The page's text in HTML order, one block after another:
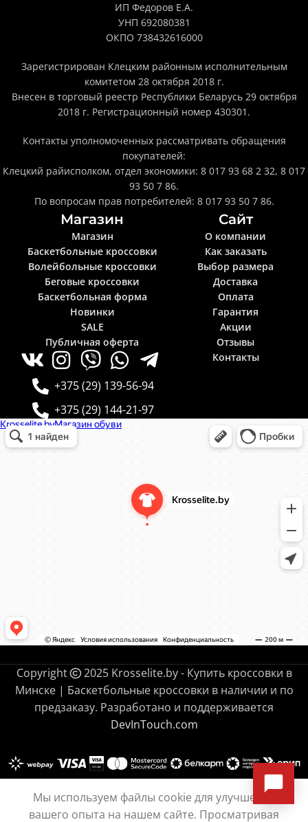
ИП Федоров Е.А.
УНП 692080381
ОКПО 738432616000
Зарегистрирован Клецким районным исполнительным
комитетом 28 октября 2018 г.
Внесен в торговый реестр Республики Беларусь 29 октября
2018 г. Регистрационный номер 430301.
Контакты уполномоченных рассматривать обращения
покупателей:
Клецкий райисполком, отдел экономики: 8 017 93 68 2 32, 8 017
93 50 7 86.
По вопросам прав потребителей: 8 017 93 50 7 86.
Магазин
Магазин
Баскетбольные кроссовки
Волейбольные кроссовки
Беговые кроссовки
Баскетбольная форма
Новинки
SALE
Публичная оферта
+375 (29) 139-56-94
+375 (29) 144-21-97
Сайт
О компании
Как заказать
Выбор размера
Доставка
Оплата
Гарантия
Акции
Отзывы
Контакты
Krosselite.by
Информационный интернет-сайт в Минске
Copyright
2025 Krosselite.by - Купить кроссовки в
Минске | Баскетбольные кроссовки в наличии и по
предзаказу. Разработано и поддерживается
DevInTouch.com
Мы используем файлы cookie для улучшения
вашего опыта на нашем сайте. Просматривая
Nike
Cosmic
295.00руб. ВЫБРАТЬ ПОКУПКА